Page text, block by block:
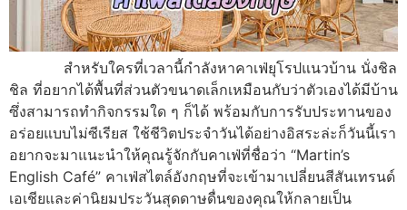
สำหรับใครที่เวลานี้กำลังหาคาเฟ่ยุโรปแนวบ้าน นั่งชิล
ชิล ที่อยากได้พื้นที่ส่วนตัวขนาดเล็กเหมือนกับว่าตัวเองได้มีบ้าน
ซึ่งสามารถทำกิจกรรมใด ๆ ก็ได้ พร้อมกับการรับประทานของ
อร่อยแบบไม่ซีเรียส ใช้ชีวิตประจำวันได้อย่างอิสระล่ะก็วันนี้เรา
อยากจะมาแนะนำให้คุณรู้จักกับคาเฟ่ที่ชื่อว่า “Martin’s
English Café” คาเฟ่สไตล์อังกฤษที่จะเข้ามาเปลี่ยนสีสันเทรนด์
เอเชียและค่านิยมประวันสุดดาษดื่นของคุณให้กลายเป็น